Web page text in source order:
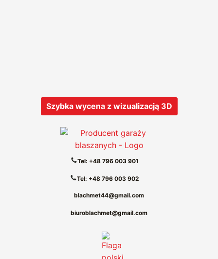
Szybka wycena z wizualizacją 3D
Tel: +48 796 003 901
Tel: +48 796 003 902
blachmet44@gmail.com
biuroblachmet@gmail.com